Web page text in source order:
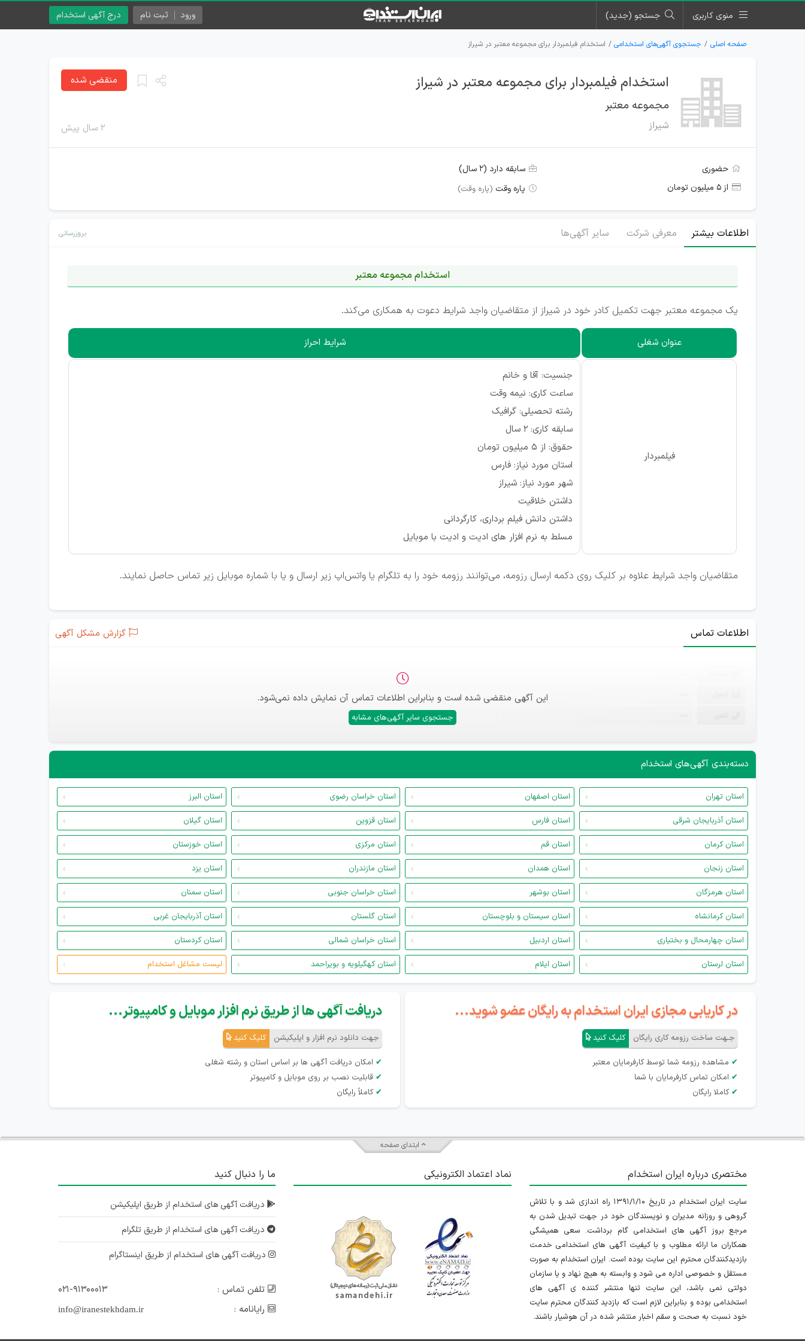
منوی کاربری جستجو (جدید) درج آگهی استخدام ورود ثبت نام
صفحه اصلی جستجوی آگهی‌های استخدامی استخدام فیلمبردار برای مجموعه معتبر در شیراز
استخدام فیلمبردار برای مجموعه معتبر در شیراز
مجموعه معتبر
شیراز ۲ سال پیش
منقضی شده
حضوری
سابقه دارد (۲ سال)
از ۵ میلیون تومان
پاره وقت (پاره وقت)
اطلاعات بیشتر معرفی شرکت سایر آگهی‌ها بروزرسانی
استخدام مجموعه معتبر
یک مجموعه معتبر جهت تکمیل کادر خود در شیراز از متقاضیان واجد شرایط دعوت به همکاری می‌کند.
عنوان شغلی شرایط احراز
فیلمبردار
جنسیت: آقا و خانم
ساعت کاری: نیمه وقت
رشته تحصیلی: گرافیک
سابقه کاری: ۲ سال
حقوق: از ۵ میلیون تومان
استان مورد نیاز: فارس
شهر مورد نیاز: شیراز
داشتن خلاقیت
داشتن دانش فیلم برداری، کارگردانی
مسلط به نرم افزار های ادیت و ادیت با موبایل
متقاضیان واجد شرایط علاوه بر کلیک روی دکمه ارسال رزومه، می‌توانند رزومه خود را به تلگرام یا واتس‌اپ زیر ارسال و یا با شماره موبایل زیر تماس حاصل نمایند.
اطلاعات تماس گزارش مشکل آگهی
این آگهی منقضی شده است و بنابراین اطلاعات تماس آن نمایش داده نمی‌شود.
جستجوی سایر آگهی‌های مشابه
دسته‌بندی آگهی‌های استخدام
استان تهران استان اصفهان استان خراسان رضوی
استان البرز
استان آذربایجان شرقی
استان فارس استان قزوین
استان گیلان
استان کرمان
استان قم استان مرکزی
استان خوزستان
استان زنجان
استان همدان استان مازندران
استان یزد
استان هرمزگان
استان بوشهر استان خراسان جنوبی
استان سمنان
استان کرمانشاه
استان سیستان و بلوچستان استان گلستان
استان آذربایجان غربی
استان چهارمحال و بختیاری
استان اردبیل استان خراسان شمالی
استان کردستان
استان لرستان
استان ایلام استان کهگیلویه و بویراحمد لیست مشاغل استخدام
در کاریابی مجازی ایران استخدام به رایگان عضو شوید...
جـهت ساخت رزومه کاری رایگان کلیک کنید
✔ مشاهده رزومه شما توسط کارفرمایان معتبر
✔ امکان تماس کارفرمایان با شما
✔ کاملا رایگان
دریافت آگهی ها از طریق نرم افزار موبایل و کامپیوتر...
جهت دانلود نرم افزار و اپلیکیشن کلیک کنید
✔ امکان دریافت آگهی ها بر اساس استان و رشته شغلی
✔ قابلیت نصب بر روی موبایل و کامپیوتر
✔ کاملاً رایگان
ابتدای صفحه
مختصری درباره ایران استخدام
سایت ایران استخدام در تاریخ ۱۳۹۱/۱/۱۰ راه اندازی شد و با تلاش
گروهی و روزانه مدیران و نویسندگان خود در جهت تبدیل شدن به
مرجع بروز آگهی های استخدامی گام برداشت. سعی همیشگی
همکاران ما ارائه مطلوب و با کیفیت آگهی های استخدامی خدمت
بازدیدکنندگان محترم این سایت بوده است. ایران استخدام به صورت
مستقل و خصوصی اداره می شود و وابسته به هیچ نهاد و یا سازمان
دولتی نمی باشد، این سایت تنها منتشر کننده ی آگهی های
استخدامی بوده و بنابراین لازم است که بازدید کنندگان محترم سایت
خود نسبت به صحت و سقم اخبار منتشر شده در آن هوشیار باشند.
نماد اعتماد الکترونیکی ما را دنبال کنید
دریافت آگهی های استخدام از طریق اپلیکیشن
دریافت آگهی های استخدام از طریق تلگرام
دریافت آگهی های استخدام از طریق اینستاگرام
تلفن تماس :
۰۲۱-۹۱۳۰۰۰۱۳
رایانامه :
info@iranestekhdam.ir